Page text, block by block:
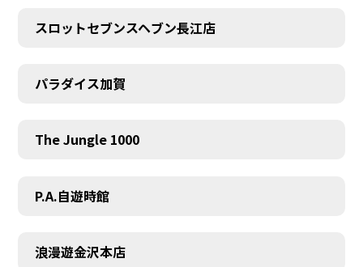
スロットセブンスヘブン長江店
パラダイス加賀
The Jungle 1000
P.A.自遊時館
浪漫遊金沢本店